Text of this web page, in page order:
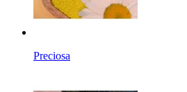
Preciosa